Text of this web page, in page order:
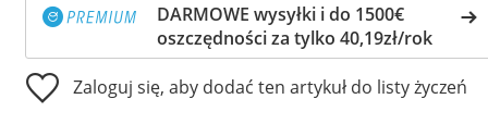
DARMOWE wysyłki i do 1500€
oszczędności za tylko 40,19zł/rok
Zaloguj się, aby dodać ten artykuł do listy życzeń